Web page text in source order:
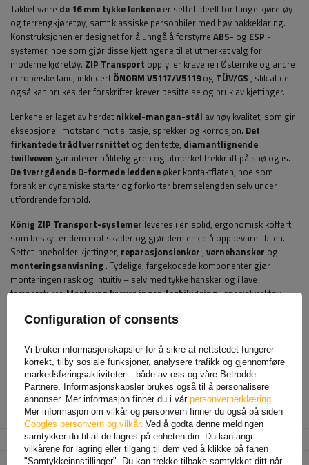
Takket være de 16 mm tykke lenkene er settet ideelt for tunge kjøretøy
og terrengkjøretøy, samt klassiske personbiler med høy bakkeklaring.
Konstruksjonen er designet for å unngå å forstyrre ABS- og ESP -
systemer, noe som gjør disse kjettingene til et utmerket valg for
moderne kjøretøy. ZIP Transport oppfyller kravene i Østerrike og andre
europeiske land, inkludert ÖNORM V5117/V5119og TÜV/GS , slik at de
også kan brukes der forskrifter krever besittelse og bruk av kjettinger.
Lenkene er laget av herdet nikkel-mangan-stål av høy kvalitet, som gir
eksepsjonell motstand mot slitasje, sprekker og korrosjon. Det
firkantede trådtverrsnittet og den tette, diamantlignende
twillveven garanterer pålitelig grep og utmerket trekkraft på snø og is.
De tverrgående D-formede leddene øker kontaktflaten, noe som
forenkler dynamiske starter og forkorter bremselengden selv under
utfordrende forhold.
König ZIP Transport-systemer leveres i en solid, ergonomisk koffert
som beskytter dem mot skader og gjør dem enkle å oppbevare i bilen.
Settet inneholder kjettinger, reparasjonslenker , vernehansker og
monteringsanvisning . Tydelige, fargekodede komponenter gjør
monteringen rask og intuitiv – selv med tykke hansker og i lave
temperaturer. Monteringkrever ingen forbikjøring, spesialverktøy
kompatibiliteten gjør det tilen universell løsning.for førere av ulike
bilmerker.Før kjøper det imidlertid verdt å sjekke bilens instruksjonsbok
for å se om produsenten tillater montering av tradisjonelle kjettinger
med en bestemt lenketykkelse.
Produsent
Konig
Produktkode
UT011277
Configuration of consents
Vi bruker informasjonskapsler for å sikre at nettstedet fungerer
korrekt, tilby sosiale funksjoner, analysere trafikk og gjennomføre
markedsføringsaktiviteter – både av oss og våre Betrodde
Partnere. Informasjonskapsler brukes også til å personalisere
annonser. Mer informasjon finner du i vår personvernerklæring
Mer informasjon om vilkår og personvern finner du også på siden
Googles personvern og vilkår. Ved å godta denne meldingen
samtykker du til at de lagres på enheten din. Du kan angi
vilkårene for lagring eller tilgang til dem ved å klikke på fanen
"Samtykkeinnstillinger". Du kan trekke tilbake samtykket ditt når